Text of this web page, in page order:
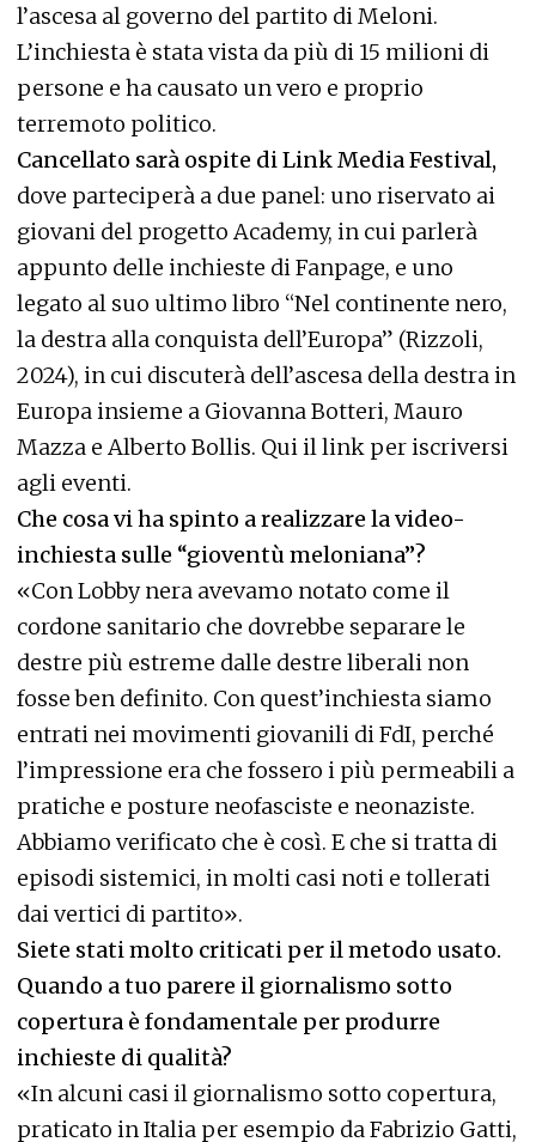
l’ascesa al governo del partito di Meloni.
L’inchiesta è stata vista da più di 15 milioni di
persone e ha causato un vero e proprio
terremoto politico.
Cancellato sarà ospite di Link Media Festival,
dove parteciperà a due panel: uno riservato ai
giovani del progetto Academy, in cui parlerà
appunto delle inchieste di Fanpage, e uno
legato al suo ultimo libro “Nel continente nero,
la destra alla conquista dell’Europa” (Rizzoli,
2024), in cui discuterà dell’ascesa della destra in
Europa insieme a Giovanna Botteri, Mauro
Mazza e Alberto Bollis. Qui il link per iscriversi
agli eventi.
Che cosa vi ha spinto a realizzare la video-
inchiesta sulle “gioventù meloniana”?
«Con Lobby nera avevamo notato come il
cordone sanitario che dovrebbe separare le
destre più estreme dalle destre liberali non
fosse ben definito. Con quest’inchiesta siamo
entrati nei movimenti giovanili di FdI, perché
l’impressione era che fossero i più permeabili a
pratiche e posture neofasciste e neonaziste.
Abbiamo verificato che è così. E che si tratta di
episodi sistemici, in molti casi noti e tollerati
dai vertici di partito».
Siete stati molto criticati per il metodo usato.
Quando a tuo parere il giornalismo sotto
copertura è fondamentale per produrre
inchieste di qualità?
«In alcuni casi il giornalismo sotto copertura,
praticato in Italia per esempio da Fabrizio Gatti,